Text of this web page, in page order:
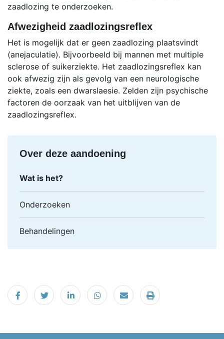
zaadlozing te onderzoeken.
Afwezigheid zaadlozingsreflex
Het is mogelijk dat er geen zaadlozing plaatsvindt
(anejaculatie). Bijvoorbeeld bij mannen met multiple
sclerose of suikerziekte. Het zaadlozingsreflex kan
ook afwezig zijn als gevolg van een neurologische
ziekte, zoals een dwarslaesie. Zelden zijn psychische
factoren de oorzaak van het uitblijven van de
zaadlozingsreflex.
Over deze aandoening
Wat is het?
Onderzoeken
Behandelingen
Delen op Facebook
Tweet Delen op LinkedIn
Delen op WhatsApp
Email Printen